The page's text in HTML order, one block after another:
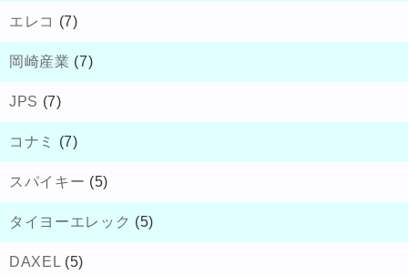
エレコ (7)
岡崎産業 (7)
JPS (7)
コナミ (7)
スパイキー (5)
タイヨーエレック (5)
DAXEL (5)